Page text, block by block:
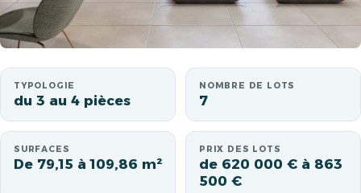
TYPOLOGIE
du 3 au 4 pièces
NOMBRE DE LOTS
7
SURFACES
De 79,15 à 109,86 m²
PRIX DES LOTS
de 620 000 € à 863
500 €